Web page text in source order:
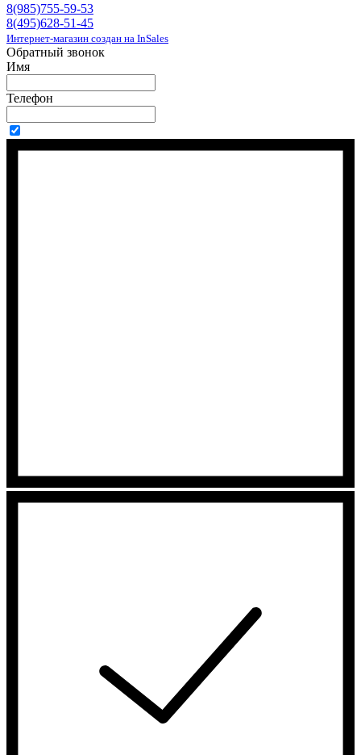
8(985)755-59-53
8(495)628-51-45
Интернет-магазин создан на InSales
Обратный звонок
Имя
Телефон